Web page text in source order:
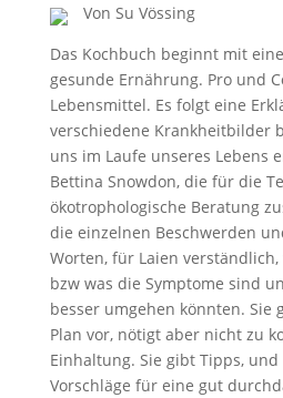
Von Su Vössing
Das Kochbuch beginnt mit
gesunde Ernährung. Pro und
Lebensmittel. Es folgt eine
verschiedene Krankheitbilder
uns im Laufe unseres Lebens
Bettina Snowdon, die für die
ökotrophologische Beratung
die einzelnen Beschwerden
Worten, für Laien
bzw was die Symptome sind
besser umgehen könnten. Sie
Plan vor, nötigt aber nicht zu
Einhaltung. Sie gibt Tipps,
Vorschläge für eine gut